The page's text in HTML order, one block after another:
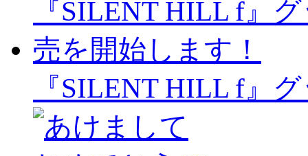
『SILENT HILL f』